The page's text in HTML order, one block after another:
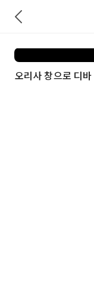
오리사 창으로 디